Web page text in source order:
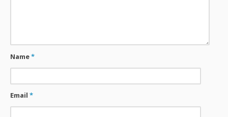
Name*
Email*